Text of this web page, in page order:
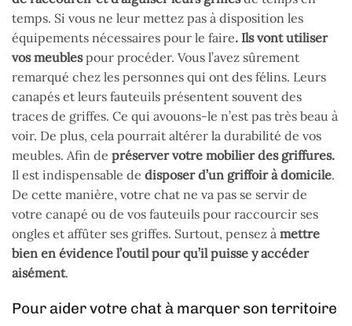
temps. Si vous ne leur mettez pas à disposition les
équipements nécessaires pour le faire. Ils vont utiliser
vos meublespour procéder. Vous l’avez sûrement
remarqué chez les personnes qui ont des félins. Leurs
canapés et leurs fauteuils présentent souvent des
traces de griffes. Ce qui avouons-le n’est pas très beau à
voir. De plus, cela pourrait altérer la durabilité de vos
meubles. Afin de préserver votre mobilier des griffures.
Il est indispensable de disposer d’un griffoir à domicile.
De cette manière, votre chat ne va pas se servir de
votre canapé ou de vos fauteuils pour raccourcir ses
ongles et affûter ses griffes. Surtout, pensez à mettre
bien en évidence l’outil pour qu’il puisse y accéder
aisément.
Pour aider votre chat à marquer son territoire